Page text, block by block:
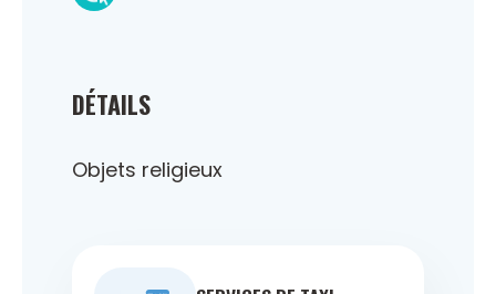
DÉTAILS
Objets religieux